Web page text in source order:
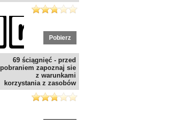
Pobierz
69 ściągnięć - przed
pobraniem zapoznaj sie
z warunkami
korzystania z zasobów